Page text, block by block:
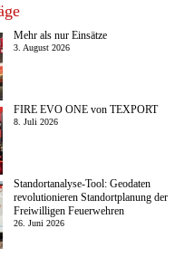
Mehr als nur Einsätze
3. August 2026
FIRE EVO ONE von TEXPORT
8. Juli 2026
Standortanalyse-Tool: Geodaten
revolutionieren Standortplanung der
Freiwilligen Feuerwehren
26. Juni 2026